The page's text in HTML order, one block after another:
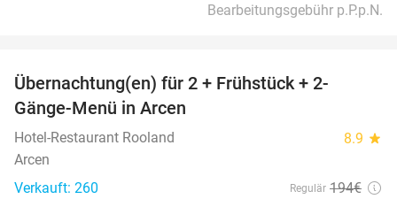
Bearbeitungsgebühr p.P.p.N.
Übernachtung(en) für 2 + Frühstück + 2-
Gänge-Menü in Arcen
Hotel-Restaurant Rooland 8.9 star
Arcen
Verkauft: 260
Regulär 194€